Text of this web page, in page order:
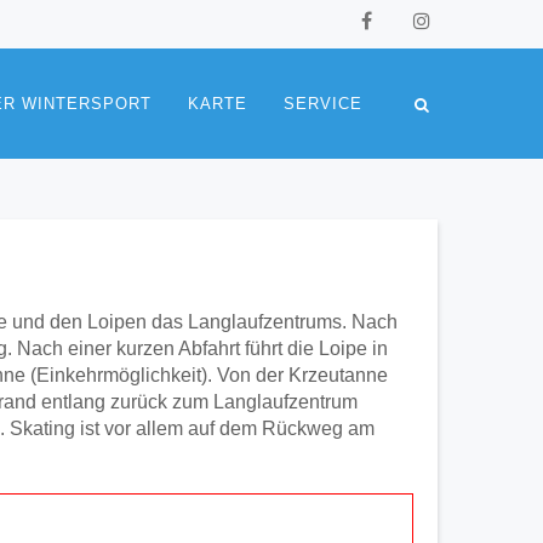
WINTERSPORT KARTE SERVICE
den Loipen das Langlaufzentrums. Nach
Nach einer kurzen Abfahrt führt die Loipe in
(Einkehrmöglichkeit). Von der Krzeutanne
entlang zurück zum Langlaufzentrum
ist vor allem auf dem Rückweg am